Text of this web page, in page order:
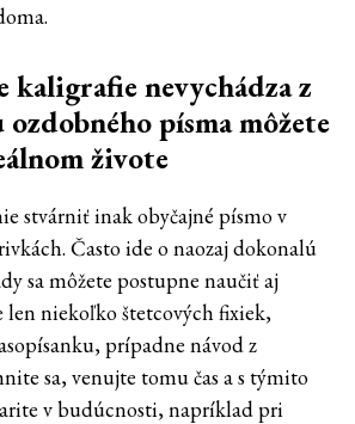
kaligrafie nevychádza z
písma môžete
živote
stvárniť inak obyčajné písmo v
Často ide o naozaj dokonalú
sa môžete postupne naučiť aj
len niekoľko štetcových fixiek,
prípadne návod z
sa, venujte tomu čas a s týmito
v budúcnosti, napríklad pri